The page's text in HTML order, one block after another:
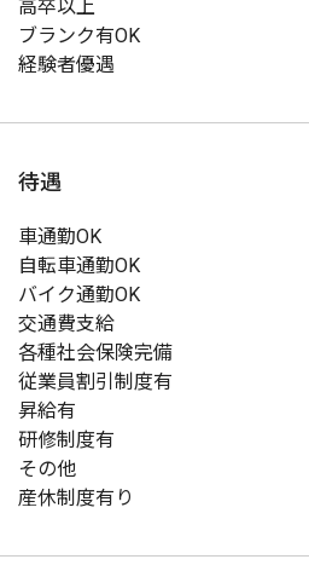
高卒以上
ブランク有OK
経験者優遇
待遇
車通勤OK
自転車通勤OK
バイク通勤OK
交通費支給
各種社会保険完備
従業員割引制度有
昇給有
研修制度有
その他
産休制度有り